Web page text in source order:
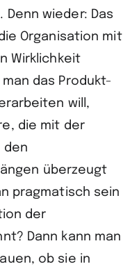
wieder: Das
Organisation mit
Wirklichkeit
das Produkt-
will,
die mit der
den
überzeugt
pragmatisch sein
der
Dann kann man
ob sie in